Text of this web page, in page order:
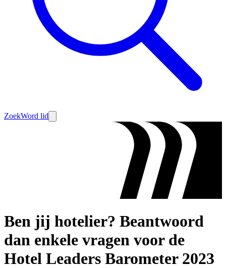
ZoekWord lid
Ben jij hotelier? Beantwoord
dan enkele vragen voor de
Hotel Leaders Barometer 2023